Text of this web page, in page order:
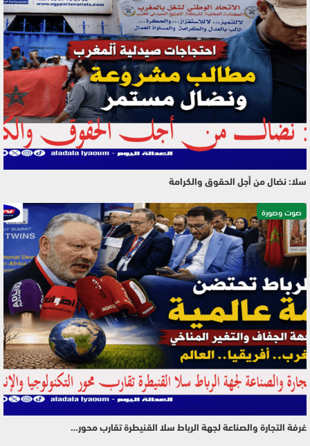
سلا: نضال من أجل الحقوق والكرامة
صوت وصورة
غرفة التجارة والصناعة لجهة الرباط سلا القنيطرة تقارب محور…